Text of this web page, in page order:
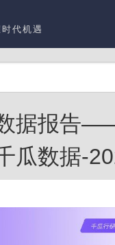
代机遇
据报告
瓜数据-